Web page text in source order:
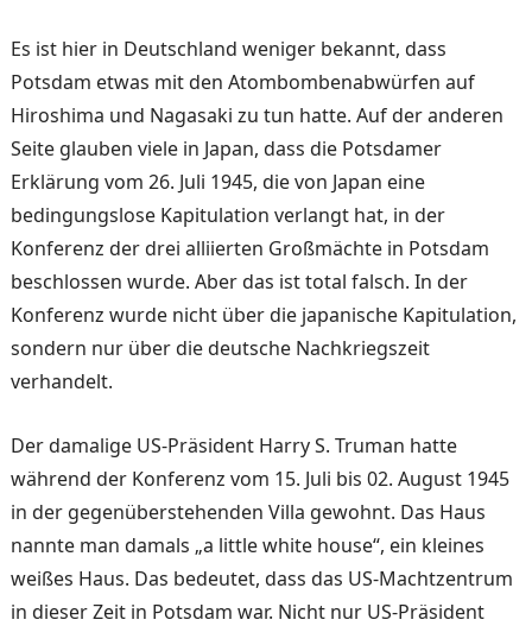
Es ist hier in Deutschland weniger bekannt, dass
Potsdam etwas mit den Atombombenabwürfen auf
Hiroshima und Nagasaki zu tun hatte. Auf der anderen
Seite glauben viele in Japan, dass die Potsdamer
Erklärung vom 26. Juli 1945, die von Japan eine
bedingungslose Kapitulation verlangt hat, in der
Konferenz der drei alliierten Großmächte in Potsdam
beschlossen wurde. Aber das ist total falsch. In der
Konferenz wurde nicht über die japanische Kapitulation,
sondern nur über die deutsche Nachkriegszeit
verhandelt.
Der damalige US-Präsident Harry S. Truman hatte
während der Konferenz vom 15. Juli bis 02. August 1945
in der gegenüberstehenden Villa gewohnt. Das Haus
nannte man damals „a little white house“, ein kleines
weißes Haus. Das bedeutet, dass das US-Machtzentrum
in dieser Zeit in Potsdam war. Nicht nur US-Präsident